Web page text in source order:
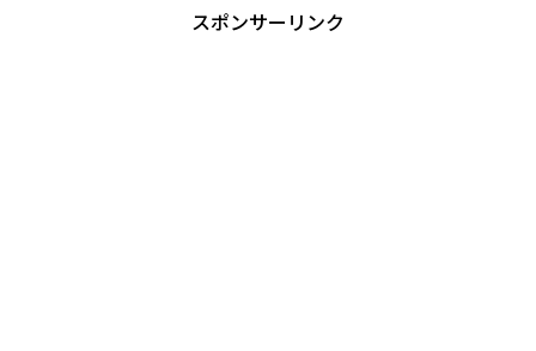
スポンサーリンク